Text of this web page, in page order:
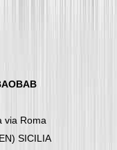
via Roma
SICILIA